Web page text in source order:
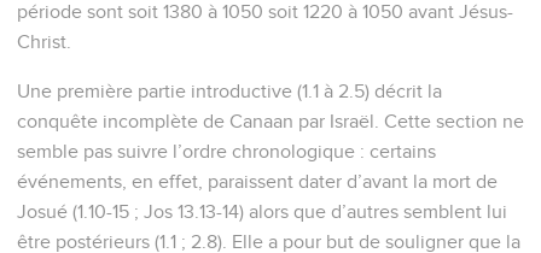
période sont soit 1380 à 1050 soit 1220 à 1050 avant Jésus-
Christ.
Une première partie introductive (1.1 à 2.5) décrit la
conquête incomplète de Canaan par Israël. Cette section ne
semble pas suivre l’ordre chronologique : certains
événements, en effet, paraissent dater d’avant la mort de
Josué (1.10-15 ; Jos 13.13-14) alors que d’autres semblent lui
être postérieurs (1.1 ; 2.8). Elle a pour but de souligner que la